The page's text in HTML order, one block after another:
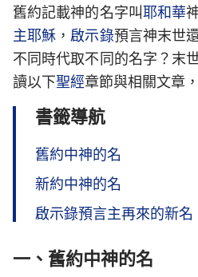
舊約記載神的名字叫耶和華
主耶穌 ， 啟示錄預言神末世
不同時代取不同的名字？末
讀以下聖經章節與相關文章
書籤導航
舊約中神的名
新約中神的名
啟示錄預言主再來的新名
一、舊約中神的名